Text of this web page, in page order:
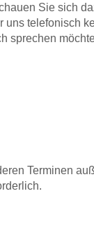
Sie sich
uns telefonisch
sprechen
Terminen